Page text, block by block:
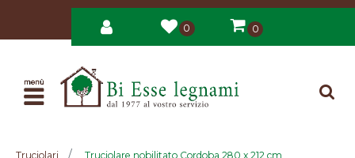
0 0
Open
Truciolari Truciolare nobilitato Cordoba 280 x 212 cm